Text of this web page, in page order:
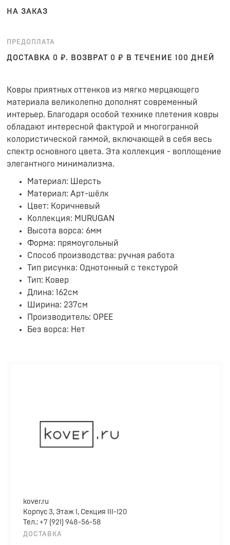
НА ЗАКАЗ
ПРЕДОПЛАТА
ДОСТАВКА 0 ₽. ВОЗВРАТ 0 ₽ В ТЕЧЕНИЕ 100 ДНЕЙ
Ковры приятных оттенков из мягко мерцающего
материала великолепно дополнят современный
интерьер. Благодаря особой технике плетения ковры
обладают интересной фактурой и многогранной
колористической гаммой, включающей в себя весь
спектр основного цвета. Эта коллекция - воплощение
элегантного минимализма.
Материал: Шерсть
Материал: Арт-шёлк
Цвет: Коричневый
Коллекция: MURUGAN
Высота ворса: 6мм
Форма: прямоугольный
Способ производства: ручная работа
Тип рисунка: Однотонный с текстурой
Тип: Ковер
Длина: 162см
Ширина: 237см
Производитель: OPEE
Без ворса: Нет
kover.ru
Корпус 3, Этаж 1, Секция III-120
Тел.: +7 (921) 948-56-58
ДОСТАВКА